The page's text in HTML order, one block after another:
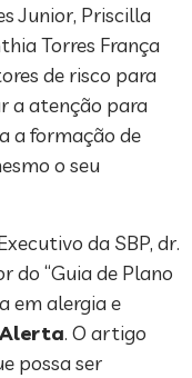
Junior, Priscilla
Torres França
de risco para
a atenção para
a formação de
o seu
da SBP, dr.
do “Guia de Plano
em alergia e
. O artigo
possa ser